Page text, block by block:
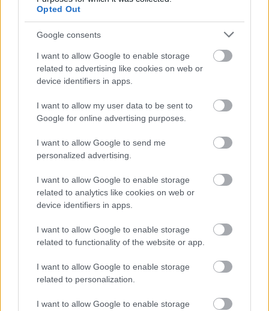
Opted Out
Google consents
I want to allow Google to enable storage
related to advertising like cookies on web or
device identifiers in apps.
I want to allow my user data to be sent to
Google for online advertising purposes.
I want to allow Google to send me
personalized advertising.
I want to allow Google to enable storage
related to analytics like cookies on web or
device identifiers in apps.
I want to allow Google to enable storage
related to functionality of the website or app.
I want to allow Google to enable storage
related to personalization.
I want to allow Google to enable storage
„NEM TÖBB EZER EMBERRE UTAZUNK, HANEM
EGY VÁLOGATOTT TÁRSASÁGRA”
DAVID ATTENBOROUGH ÚJ ÓCEÁNFILMJE
JÚNIUSBAN DEBÜTÁL: LENYŰGÖZŐ UTAZÁS A
TENGEREK MEGMENTÉSÉÉRT